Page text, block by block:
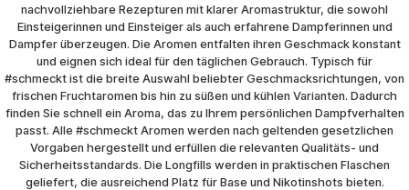
nachvollziehbare Rezepturen mit klarer Aromastruktur, die sowohl
Einsteigerinnen und Einsteiger als auch erfahrene Dampferinnen und
Dampfer überzeugen. Die Aromen entfalten ihren Geschmack konstant
und eignen sich ideal für den täglichen Gebrauch. Typisch für
#schmeckt ist die breite Auswahl beliebter Geschmacksrichtungen, von
frischen Fruchtaromen bis hin zu süßen und kühlen Varianten. Dadurch
finden Sie schnell ein Aroma, das zu Ihrem persönlichen Dampfverhalten
passt. Alle #schmeckt Aromen werden nach geltenden gesetzlichen
Vorgaben hergestellt und erfüllen die relevanten Qualitäts- und
Sicherheitsstandards. Die Longfills werden in praktischen Flaschen
geliefert, die ausreichend Platz für Base und Nikotinshots bieten.